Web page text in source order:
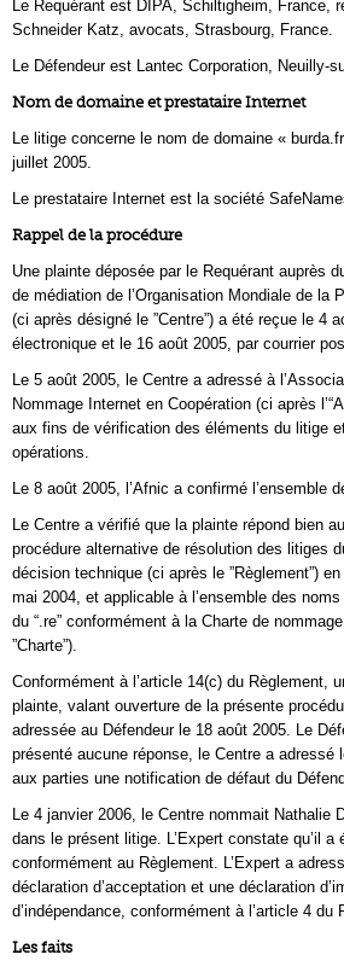
Le Requérant est DIPA, Schiltigheim, France,
Schneider Katz, avocats, Strasbourg, France.
Le Défendeur est Lantec Corporation, Neuilly-
Nom de domaine et prestataire Internet
Le litige concerne le nom de domaine «
juillet 2005.
Le prestataire Internet est la société
Rappel de la procédure
Une plainte déposée par le Requérant auprès
de médiation de l’Organisation Mondiale de la
(ci après désigné le ”Centre”) a été reçue le 4
électronique et le 16 août 2005, par courrier
Le 5 août 2005, le Centre a adressé à
Nommage Internet en Coopération (ci après
aux fins de vérification des éléments du litige
opérations.
Le 8 août 2005, l’Afnic a confirmé l’ensemble
Le Centre a vérifié que la plainte répond bien
procédure alternative de résolution des litiges
décision technique (ci après le ”Règlement”)
mai 2004, et applicable à l’ensemble des noms
du “.re” conformément à la Charte de
”Charte”).
Conformément à l’article 14(c) du Règlement,
plainte, valant ouverture de la présente
adressée au Défendeur le 18 août 2005. Le
présenté aucune réponse, le Centre a adressé
aux parties une notification de défaut du
Le 4 janvier 2006, le Centre nommait Nathalie
dans le présent litige. L’Expert constate qu’il a
conformément au Règlement. L’Expert a
déclaration d’acceptation et une déclaration
d’indépendance, conformément à l’article 4 du
Les faits